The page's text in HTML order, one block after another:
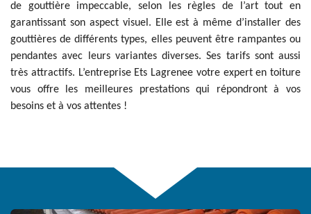
de gouttière impeccable, selon les règles de l’art tout en
garantissant son aspect visuel. Elle est à même d’installer des
gouttières de différents types, elles peuvent être rampantes ou
pendantes avec leurs variantes diverses. Ses tarifs sont aussi
très attractifs. L’entreprise Ets Lagrenee votre expert en toiture
vous offre les meilleures prestations qui répondront à vos
besoins et à vos attentes !